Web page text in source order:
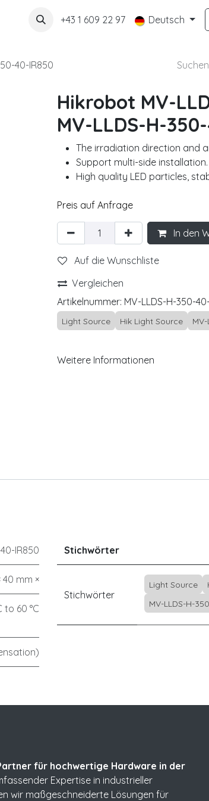
+43 1 609 22 97 Deutsch
40-IR850
Hikrobot MV-
MV-LLDS-H-
The irradiation direction and
Support multi-side installation.
High quality LED particles,
Preis auf Anfrage
In den
Auf die Wunschliste
Vergleichen
Artikelnummer: MV-LLDS-H-350-
Light Source Hik Light Source
Weitere Informationen
IR850
40 mm ×
to 60 °C
Stichwörter
Stichwörter
Light Source
MV-LLDS-H-
für hochwertige Hardware in der
Expertise in industrieller
wir maßgeschneiderte Lösungen für